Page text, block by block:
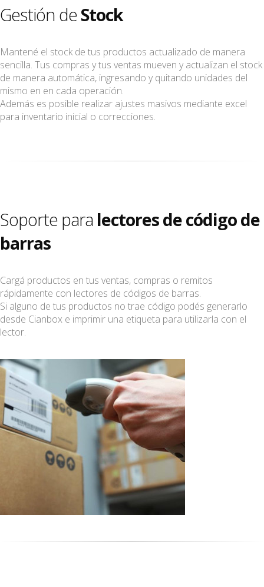
Gestión deStock
Mantené el stock de tus productos actualizado de manera
sencilla. Tus compras y tus ventas mueven y actualizan el stock
de manera automática, ingresando y quitando unidades del
mismo en en cada operación.
Además es posible realizar ajustes masivos mediante excel
para inventario inicial o correcciones.
Soporte para lectores de código de
barras
Cargá productos en tus ventas, compras o remitos
rápidamente con lectores de códigos de barras.
Si alguno de tus productos no trae código podés generarlo
desde Cianbox e imprimir una etiqueta para utilizarla con el
lector.